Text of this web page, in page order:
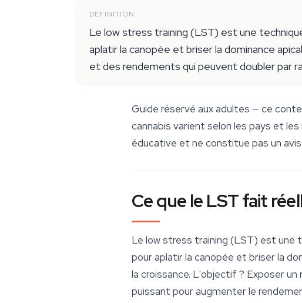
DEFINITION
Le low stress training (LST) est une
aplatir la canopée et briser la dominance
et des rendements qui peuvent doubler par
Guide réservé aux adultes — ce
cannabis varient selon les pays et
éducative et ne constitue pas un
Ce que le LST fait
Le low stress training (LST) est une
pour aplatir la canopée et briser la
la croissance. L'objectif ? Exposer
puissant pour augmenter le